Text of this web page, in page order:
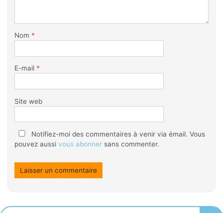
Nom *
E-mail *
Site web
Notifiez-moi des commentaires à venir via émail. Vous
pouvez aussi vous abonnersans commenter.